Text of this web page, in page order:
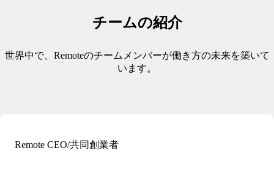
チームの紹介
世界中で、Remoteのチームメンバーが働き方の未来を築いて
います。
Remote CEO/共同創業者